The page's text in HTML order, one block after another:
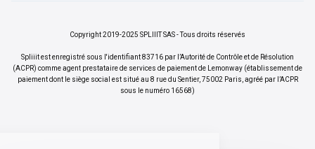
Copyright 2019-2025 SPLIIIT SAS - Tous droits réservés
Spliiit est enregistré sous l'identifiant 83716 par l’Autorité de Contrôle et de Résolution
(ACPR) comme agent prestataire de services de paiement de Lemonway (établissement de
paiement dont le siège social est situé au 8 rue du Sentier, 75002 Paris, agréé par l’ACPR
sous le numéro 16568)